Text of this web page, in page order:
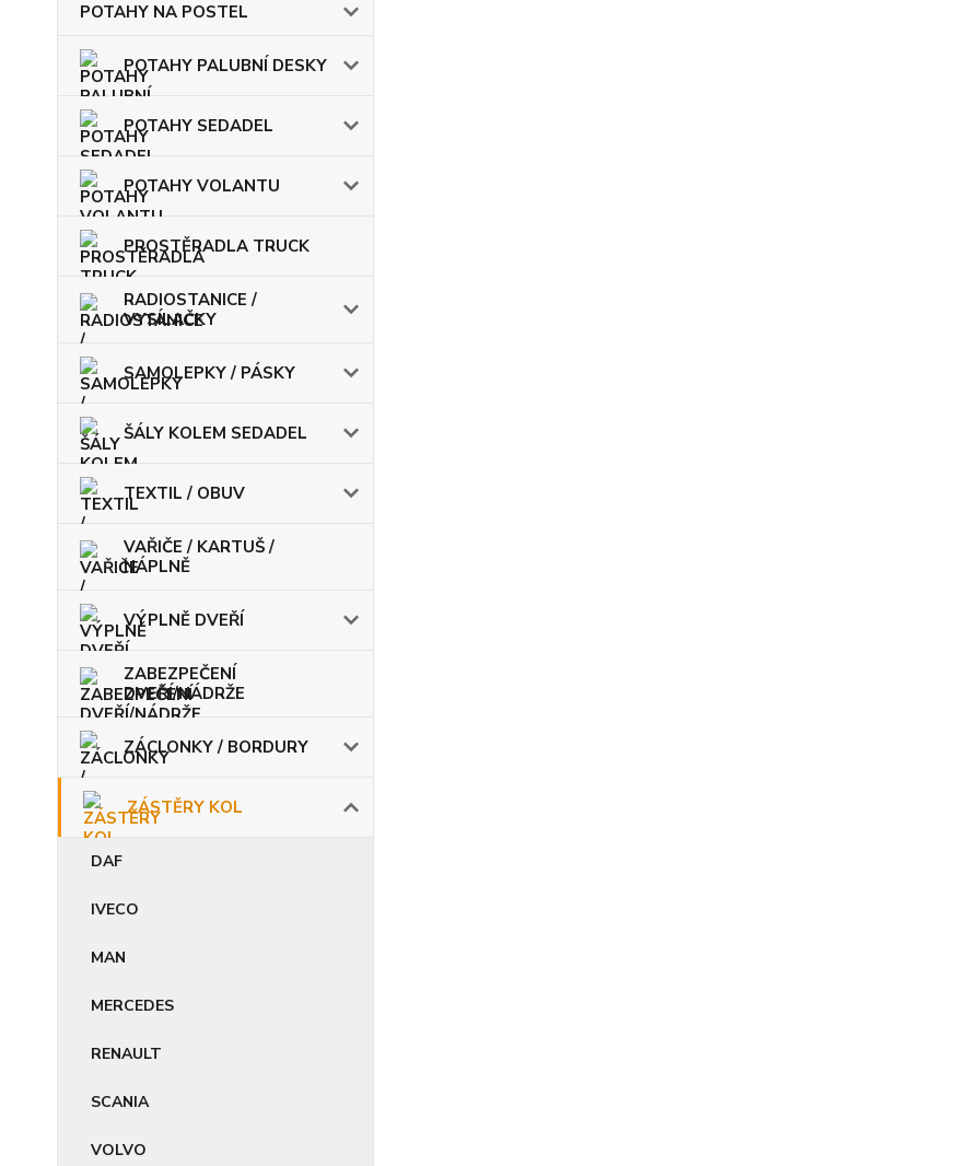
POTAHY NA POSTEL
POTAHY PALUBNÍ DESKY
POTAHY SEDADEL
POTAHY VOLANTU
PROSTĚRADLA TRUCK
RADIOSTANICE /
VYSÍLAČKY
SAMOLEPKY / PÁSKY
ŠÁLY KOLEM SEDADEL
TEXTIL / OBUV
VAŘIČE / KARTUŠ /
NÁPLNĚ
VÝPLNĚ DVEŘÍ
ZABEZPEČENÍ
DVEŘÍ/NÁDRŽE
ZÁCLONKY / BORDURY
ZÁSTĚRY KOL
DAF
IVECO
MAN
MERCEDES
RENAULT
SCANIA
VOLVO